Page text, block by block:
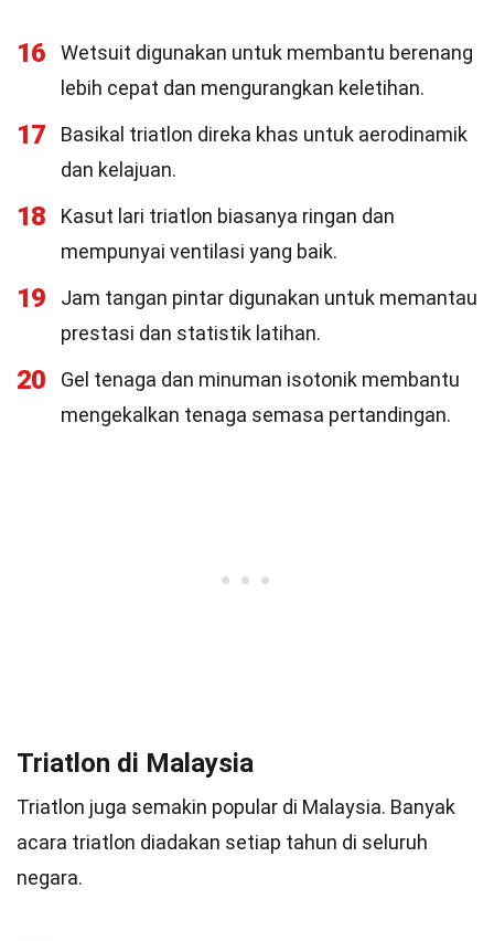
16
Wetsuit digunakan untuk membantu berenang
lebih cepat dan mengurangkan keletihan.
17
Basikal triatlon direka khas untuk aerodinamik
dan kelajuan.
18
Kasut lari triatlon biasanya ringan dan
mempunyai ventilasi yang baik.
19
Jam tangan pintar digunakan untuk memantau
prestasi dan statistik latihan.
20
Gel tenaga dan minuman isotonik membantu
mengekalkan tenaga semasa pertandingan.
Triatlon di Malaysia
Triatlon juga semakin popular di Malaysia. Banyak
acara triatlon diadakan setiap tahun di seluruh
negara.